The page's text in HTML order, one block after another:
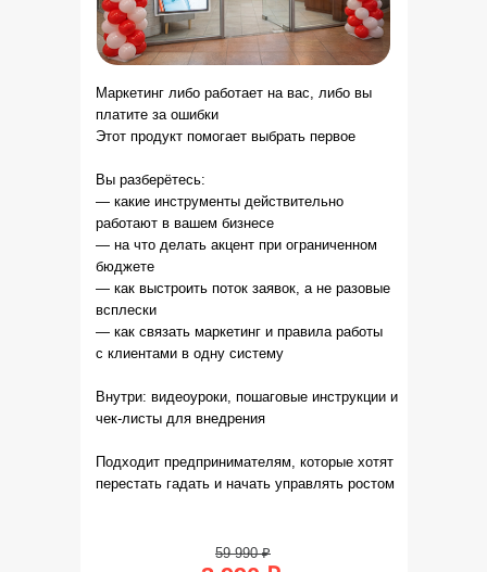
59 990 ₽
Маркетинг либо работает на вас, либо вы
платите за ошибки
Этот продукт помогает выбрать первое
Вы разберётесь:
— какие инструменты действительно
работают в вашем бизнесе
— на что делать акцент при ограниченном
бюджете
— как выстроить поток заявок, а не разовые
всплески
— как связать маркетинг и правила работы
с клиентами в одну систему
Внутри: видеоуроки, пошаговые инструкции и
чек-листы для внедрения
Подходит предпринимателям, которые хотят
перестать гадать и начать управлять ростом
+7 (921) 293 06-69
Политика конфиденциальности и обработки
Мы используем cookie, чтобы улучшить ваше
взаимодействие с сайтом